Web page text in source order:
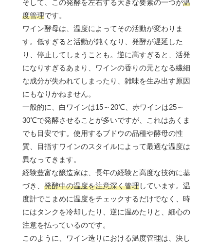
そして、この発酵を左右する大きな要素の一つが温
度管理です。
ワイン酵母は、温度によってその活動が変わりま
す。低すぎると活動が鈍くなり、発酵が遅延した
り、停止してしまうことも。逆に高すぎると、活発
になりすぎるあまり、ワインの香りの元となる繊細
な成分が失われてしまったり、雑味を生み出す原因
にもなりかねません。
一般的に、白ワインは15～20℃、赤ワインは25～
30℃で発酵させることが多いですが、これはあくま
でも目安です。使用するブドウの品種や酵母の性
質、目指すワインのスタイルによって最適な温度は
異なってきます。
経験豊富な醸造家は、長年の経験と高度な技術に基
づき、 発酵中の温度を注意深く管理しています。温
度計でこまめに温度をチェックするだけでなく、時
にはタンクを冷却したり、逆に温めたりと、細心の
注意を払っているのです。
このように、ワイン造りにおける温度管理は、決し